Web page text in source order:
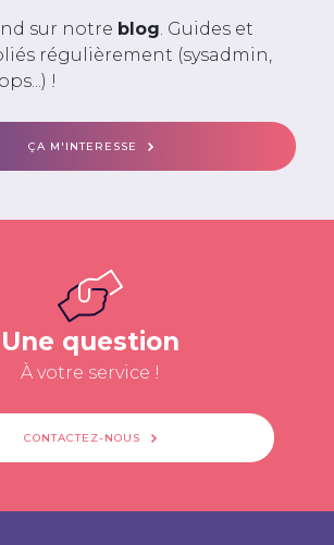
sur notre blog. Guides et
régulièrement (sysadmin,
!
ÇA M'INTERESSE
Une question
À votre service !
CONTACTEZ-NOUS